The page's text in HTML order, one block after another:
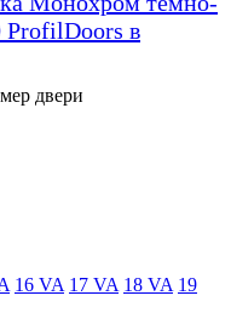
16 VA 17 VA 18 VA 19